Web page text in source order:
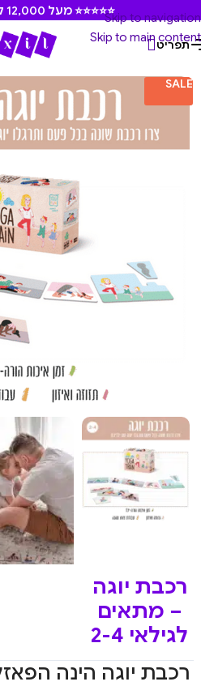
Skip to navigation
Skip to main content
⭐⭐⭐⭐⭐ מעל 12,000 לקוחות מרוצים
תפריט
עמוד הבית משחקים ומוצרים
SALE
רכבת יוגה
– מתאים
לגילאי 2-4
רכבת יוגה הינה